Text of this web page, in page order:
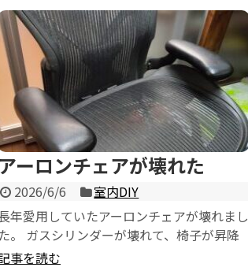
アーロンチェアが壊れた
2026/6/6
室内DIY
年愛用していたアーロンチェアが壊れまし
た。 ガスシリンダーが壊れて、椅子が昇降
きません。 シューと弱い音を立...
事を読む